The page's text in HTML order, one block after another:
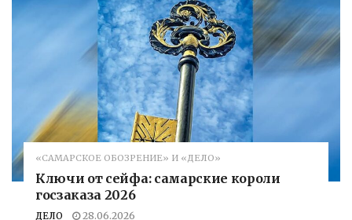
«САМАРСКОЕ ОБОЗРЕНИЕ» И «ДЕЛО»
Ключи от сейфа: самарские короли
госзаказа 2026
ДЕЛО 28.06.2026